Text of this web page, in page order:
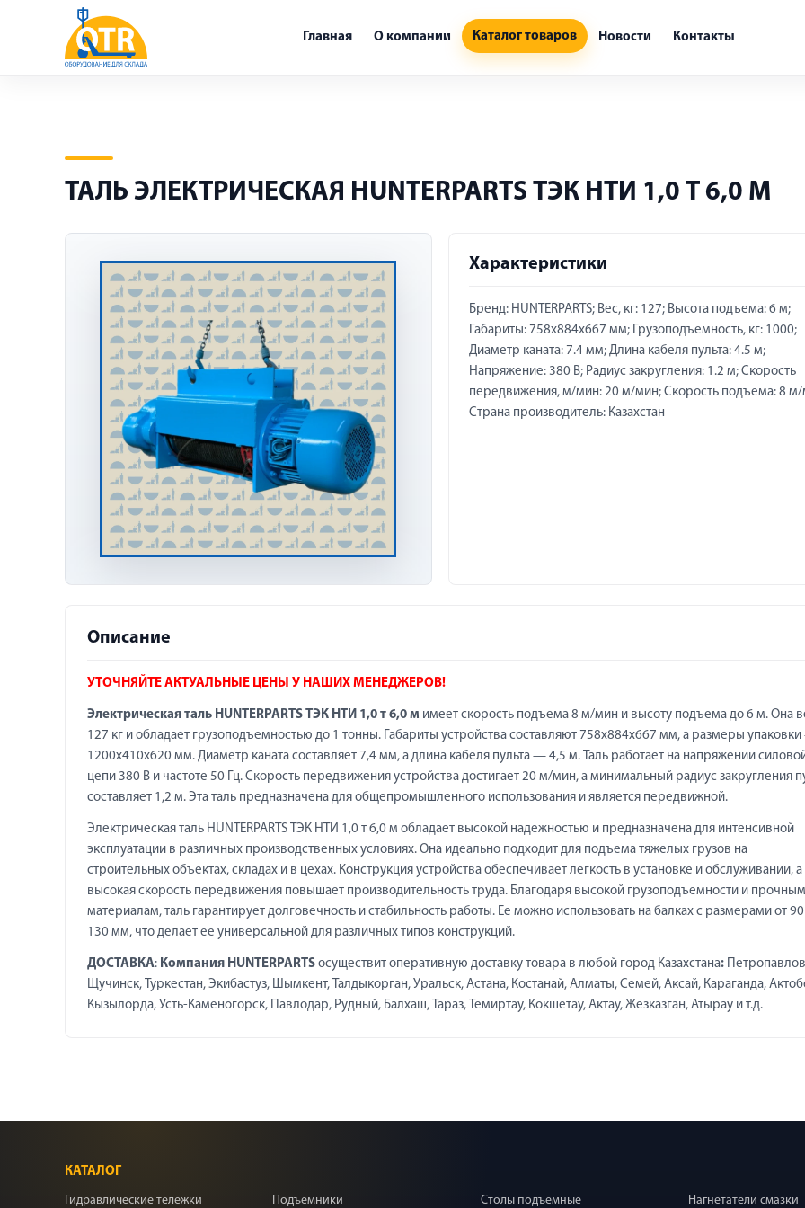
Главная О компании Каталог товаров Новости Контакты
ТАЛЬ ЭЛЕКТРИЧЕСКАЯ HUNTERPARTS ТЭК НТИ 1,0 Т 6,0 М
Характеристики
Бренд: HUNTERPARTS; Вес, кг: 127; Высота подъема: 6 м;
Габариты: 758х884х667 мм; Грузоподъемность, кг: 1000;
Диаметр каната: 7.4 мм; Длина кабеля пульта: 4.5 м;
Напряжение: 380 В; Радиус закругления: 1.2 м; Скорость
передвижения, м/мин: 20 м/мин; Скорость подъема: 8
Страна производитель: Казахстан
Описание
УТОЧНЯЙТЕ АКТУАЛЬНЫЕ ЦЕНЫ У НАШИХ МЕНЕДЖЕРОВ!
Электрическая таль HUNTERPARTS ТЭК НТИ 1,0 т 6,0 м имеет скорость подъема 8 м/мин и высоту подъема до 6 м. Она
127 кг и обладает грузоподъемностью до 1 тонны. Габариты устройства составляют 758х884х667 мм, а размеры
1200х410х620 мм. Диаметр каната составляет 7,4 мм, а длина кабеля пульта — 4,5 м. Таль работает на напряжении
цепи 380 В и частоте 50 Гц. Скорость передвижения устройства достигает 20 м/мин, а минимальный радиус закругления
составляет 1,2 м. Эта таль предназначена для общепромышленного использования и является передвижной.
Электрическая таль HUNTERPARTS ТЭК НТИ 1,0 т 6,0 м обладает высокой надежностью и предназначена для интенсивной
эксплуатации в различных производственных условиях. Она идеально подходит для подъема тяжелых грузов на
строительных объектах, складах и в цехах. Конструкция устройства обеспечивает легкость в установке и обслуживании, а
высокая скорость передвижения повышает производительность труда. Благодаря высокой грузоподъемности и прочным
материалам, таль гарантирует долговечность и стабильность работы. Ее можно использовать на балках с размерами от
130 мм, что делает ее универсальной для различных типов конструкций.
ДОСТАВКА: Компания HUNTERPARTS осуществит оперативную доставку товара в любой город Казахстана:
Щучинск, Туркестан, Экибастуз, Шымкент, Талдыкорган, Уральск, Астана, Костанай, Алматы, Семей, Аксай, Караганда,
Кызылорда, Усть-Каменогорск, Павлодар, Рудный, Балхаш, Тараз, Темиртау, Кокшетау, Актау, Жезказган, Атырау и т.д.
КАТАЛОГ
Гидравлические тележки Подъемники Столы подъемные Нагнетатели смазки